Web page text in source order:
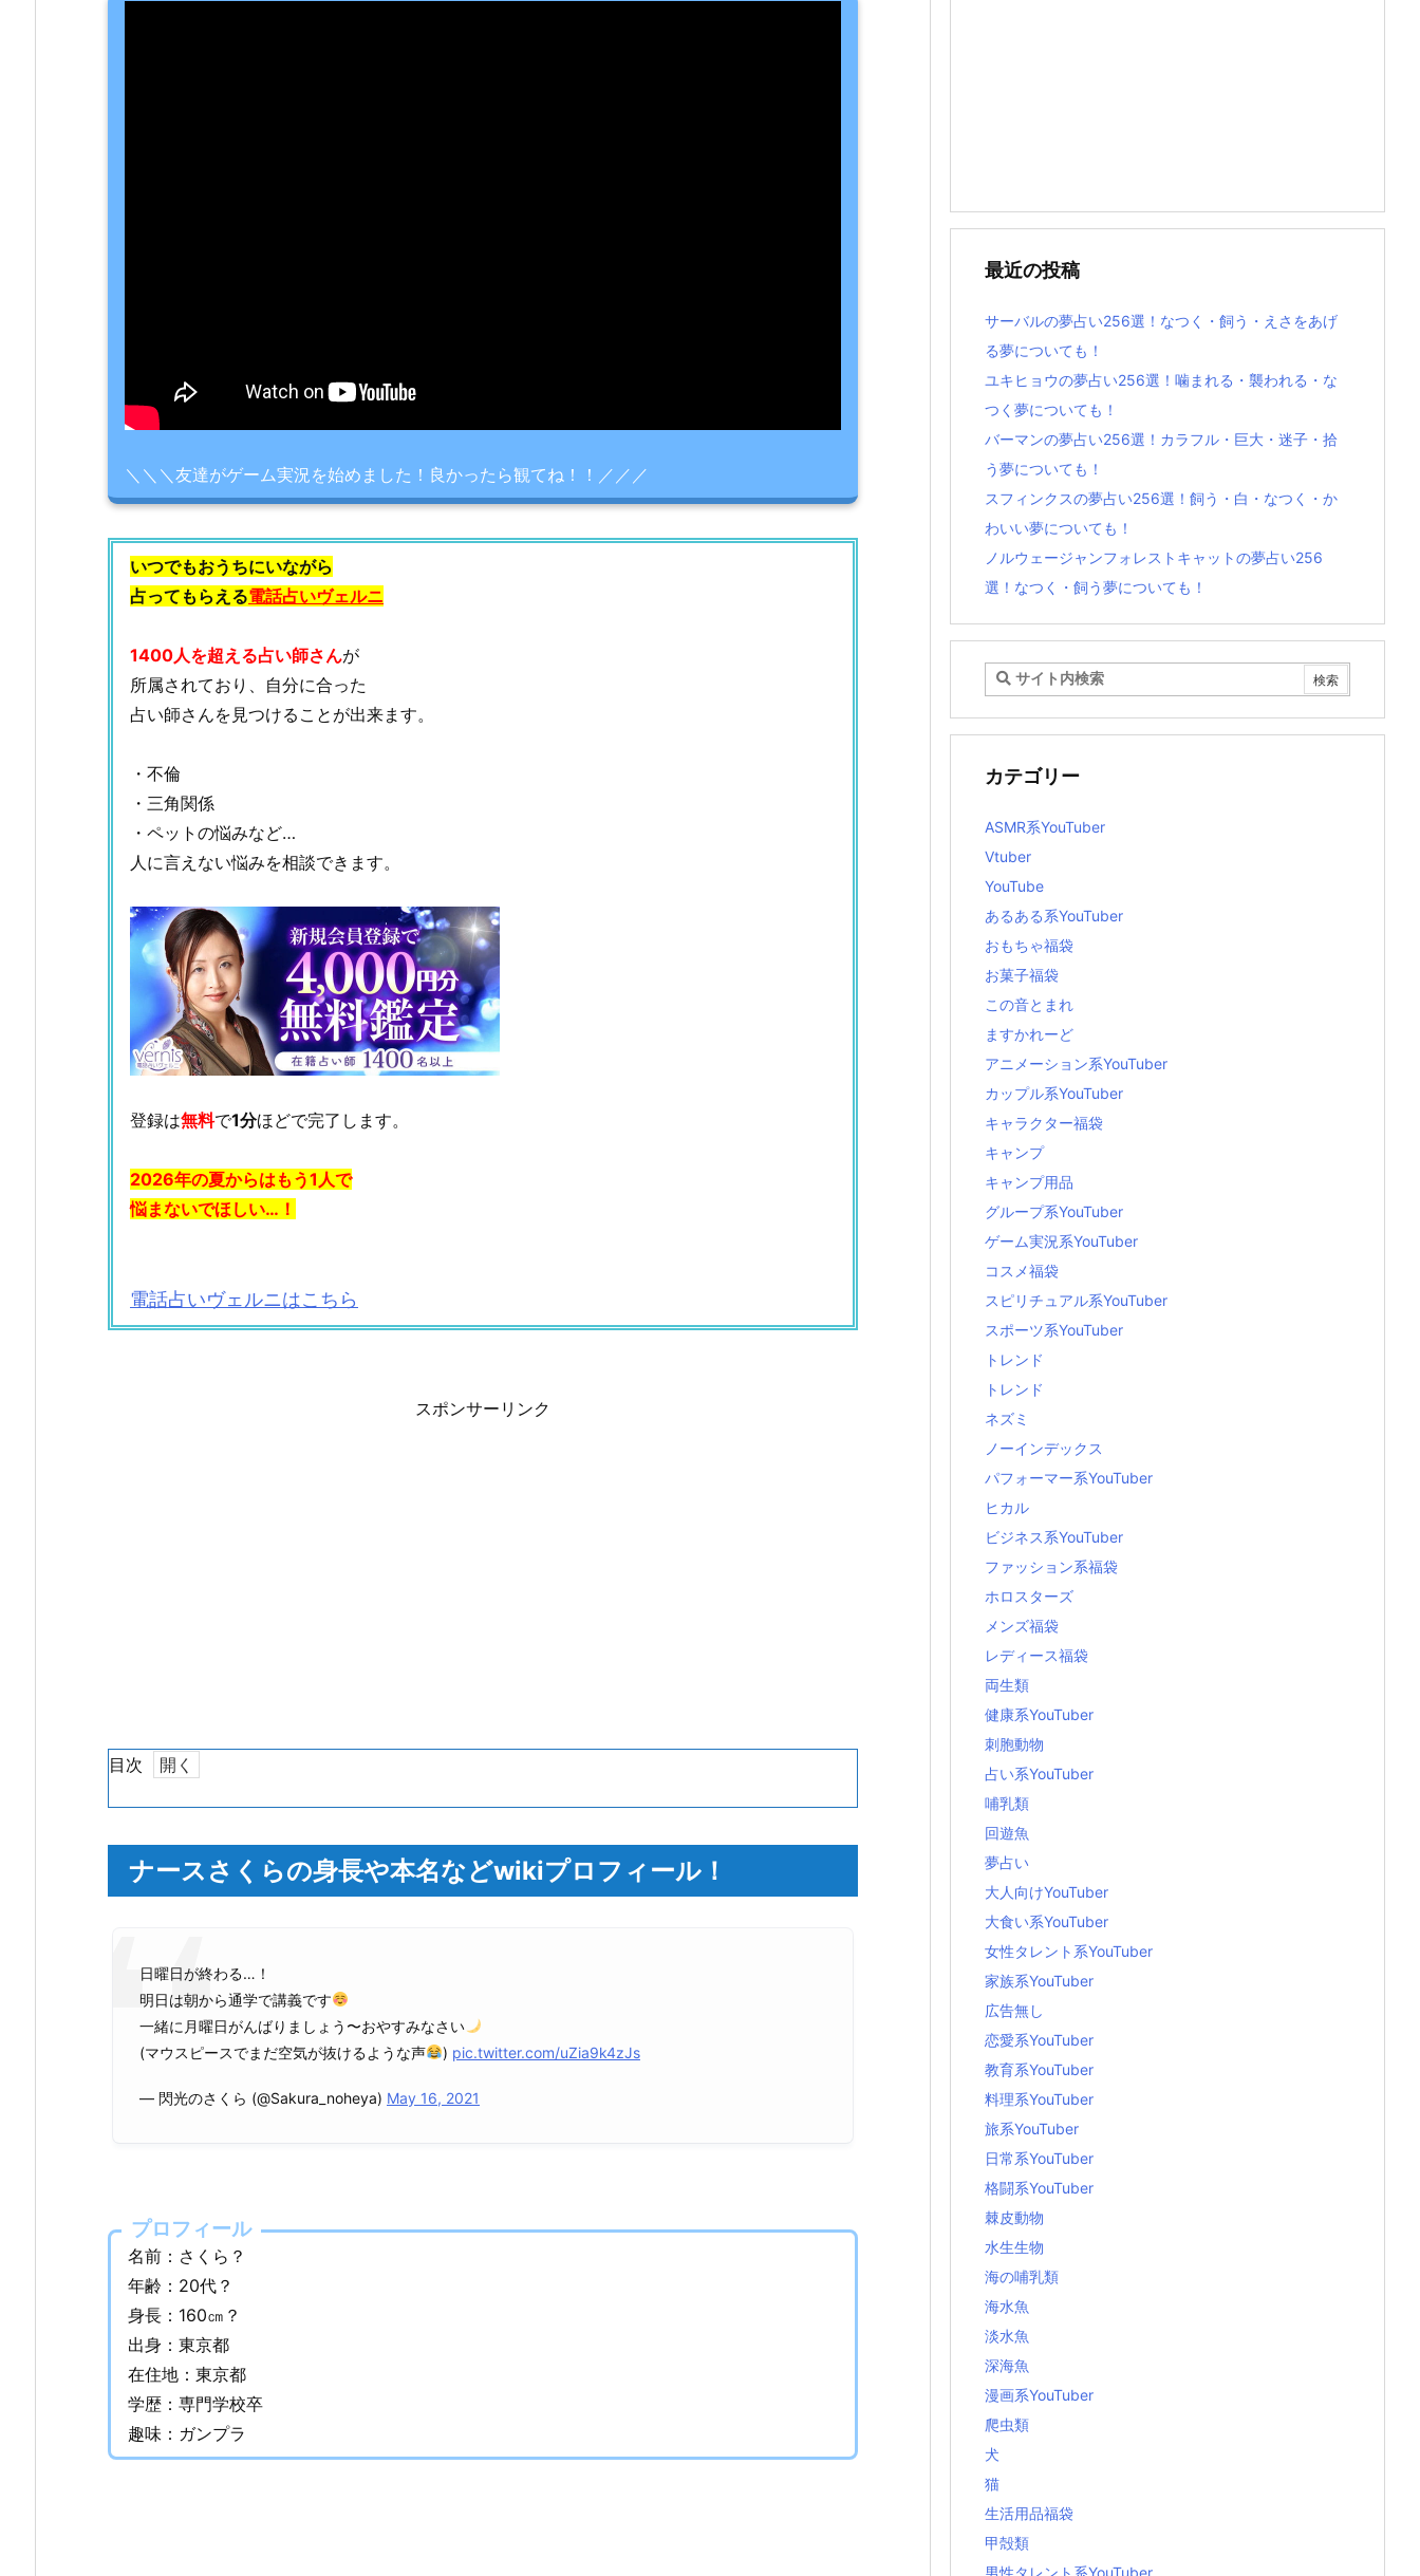
＼＼＼友達がゲーム実況を始めました！良かったら観てね！！／／／
いつでもおうちにいながら
占ってもらえる電話占いヴェルニ
1400人を超える占い師さんが
所属されており、自分に合った
占い師さんを見つけることが出来ます。
・不倫
・三角関係
・ペットの悩みなど…
人に言えない悩みを相談できます。
登録は無料で1分ほどで完了します。
2026年の夏からはもう1人で
悩まないでほしい…！
電話占いヴェルニはこちら
スポンサーリンク
目次
ー
ス
さ
の
身
長
や
k
i
プ
ロ
フ
ィ
ー
ル！
2.
ナースさくらの身長や本名などwikiプロフィール！
日曜日が終わる…！
明日は朝から通学で講義です
一緒に月曜日がんばりましょう〜おやすみなさい
(マウスピースでまだ空気が抜けるような声
) pic.twitter.com/uZia9k4zJs
— 閃光のさくら (@Sakura_noheya) May 16, 2021
プロフィール
名前：さくら？
年齢：20代？
身長：160㎝？
出身：東京都
在住地：東京都
学歴：専門学校卒
趣味：ガンプラ
最近の投稿
サーバルの夢占い256選！なつく・飼う・えさをあげ
る夢についても！
ユキヒョウの夢占い256選！噛まれる・襲われる・な
つく夢についても！
バーマンの夢占い256選！カラフル・巨大・迷子・拾
う夢についても！
スフィンクスの夢占い256選！飼う・白・なつく・か
わいい夢についても！
ノルウェージャンフォレストキャットの夢占い256
選！なつく・飼う夢についても！
カテゴリー
ASMR系YouTuber
Vtuber
YouTube
あるある系YouTuber
おもちゃ福袋
お菓子福袋
この音とまれ
ますかれーど
アニメーション系YouTuber
カップル系YouTuber
キャラクター福袋
キャンプ
キャンプ用品
グループ系YouTuber
ゲーム実況系YouTuber
コスメ福袋
スピリチュアル系YouTuber
スポーツ系YouTuber
トレンド
トレンド
ネズミ
ノーインデックス
パフォーマー系YouTuber
ヒカル
ビジネス系YouTuber
ファッション系福袋
ホロスターズ
メンズ福袋
レディース福袋
両生類
健康系YouTuber
刺胞動物
占い系YouTuber
哺乳類
回遊魚
夢占い
大人向けYouTuber
大食い系YouTuber
女性タレント系YouTuber
家族系YouTuber
広告無し
恋愛系YouTuber
教育系YouTuber
料理系YouTuber
旅系YouTuber
日常系YouTuber
格闘系YouTuber
棘皮動物
水生生物
海の哺乳類
海水魚
淡水魚
深海魚
漫画系YouTuber
爬虫類
犬
猫
生活用品福袋
甲殻類
男性タレント系YouTuber